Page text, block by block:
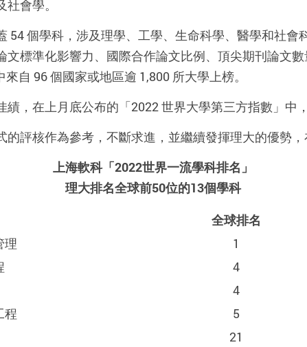
會學。
54 個學科，涉及理學、工學、生命科學、醫學和社會
文標準化影響力、國際合作論文比例、頂尖期刊論文
自 96 個國家或地區逾 1,800 所大學上榜。
績，在上月底公布的「2022 世界大學第三方指數」中
的評核作為參考，不斷求進，並繼續發揮理大的優勢
上海軟科「2022世界一流學科排名」
理大排名全球前50位的13個學科
全球排名
理
1
4
4
程
5
21